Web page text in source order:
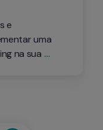
e
uma
na sua